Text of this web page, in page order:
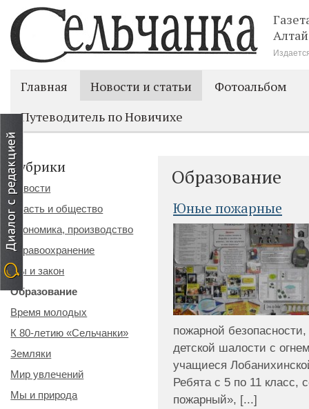
Главная Новости и статьи
Фотоальбом
Путеводитель по Новичихе
Образование
Юные пожарные
пожарной
детской шалости с
учащиеся
Ребята с 5 по 11
пожарный», [...]
Рубрики
Новости
Власть и общество
Экономика, производство
Здравоохранение
Мы и закон
Образование
Время молодых
К 80-летию «Сельчанки»
Земляки
Мир увлечений
Мы и природа